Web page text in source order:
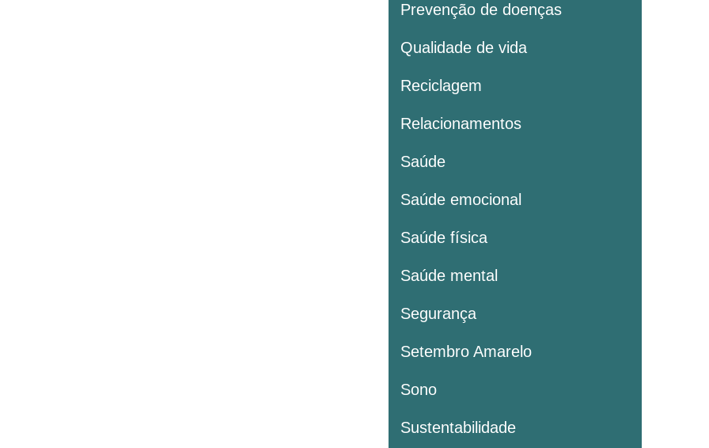
Prevenção de doenças
Qualidade de vida
Reciclagem
Relacionamentos
Saúde
Saúde emocional
Saúde física
Saúde mental
Segurança
Setembro Amarelo
Sono
Sustentabilidade